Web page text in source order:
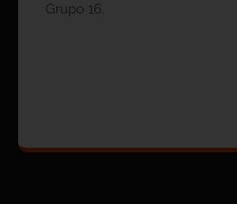
Grupo 16.